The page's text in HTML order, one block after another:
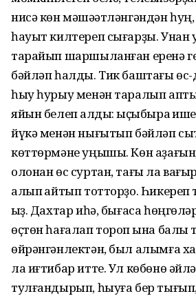
нисә көн мәшәҡәтләнгәндән
һауыт килтереп сығарҙы.
тарайып шаршыланған еренә
бәйләп һалды. Тик баштағы
һыу һурыу менән таралып
яйын белеп ҡалды: ҡыҫыбыраҡ
йүкә менән нығытып бәйләп
көттөрмәне уңышы. Көн
олонан өс суртан, тағы ла
алып ҡайтып тотторҙо.
ҡыҙ. Дахтар иһә, бығаса
өҫтөн һағалап тороп ҡына балыҡ
өйрәнгәнлектән, был алымға
ла иғтибар итте. Ул көбөнө
тулғандырып, һыуға бер